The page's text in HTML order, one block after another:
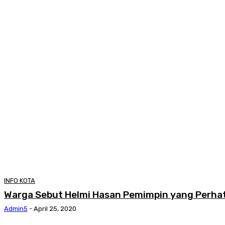
INFO KOTA
Warga Sebut Helmi Hasan Pemimpin yang
Admin5 - April 25, 2020